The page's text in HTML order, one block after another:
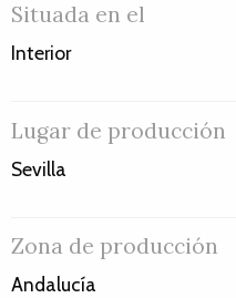
Situada en el
Interior
Lugar de producción
Sevilla
Zona de producción
Andalucía